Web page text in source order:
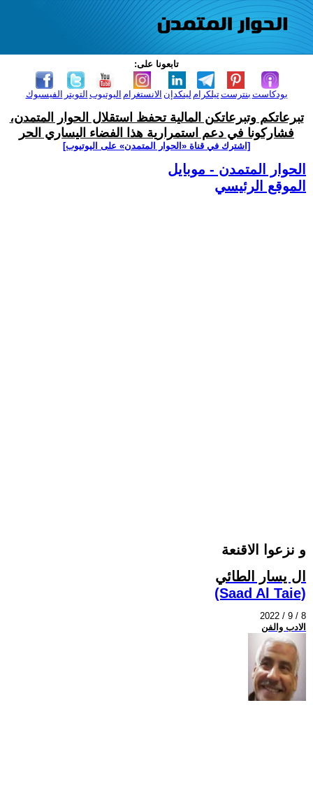
تابعونا على:
الفيسبوك التويتر اليوتيوب الانستغرام لينكدإن تيلكرامبنترست بودكاست
تبرعاتكم وتبرعاتكن المالية تحفظ استقلال الحوار المتمدن،
فشاركونا في دعم استمرارية هذا الفضاء اليساري الحر
[اشترك في قناة ‫«الحوار المتمدن» على اليوتيوب]
الحوار المتمدن - موبايل
الموقع الرئيسي
و نزعوا الاقنعة
ال يسار الطائي
(Saad Al Taie)
2022 / 9 / 8
الادب والفن